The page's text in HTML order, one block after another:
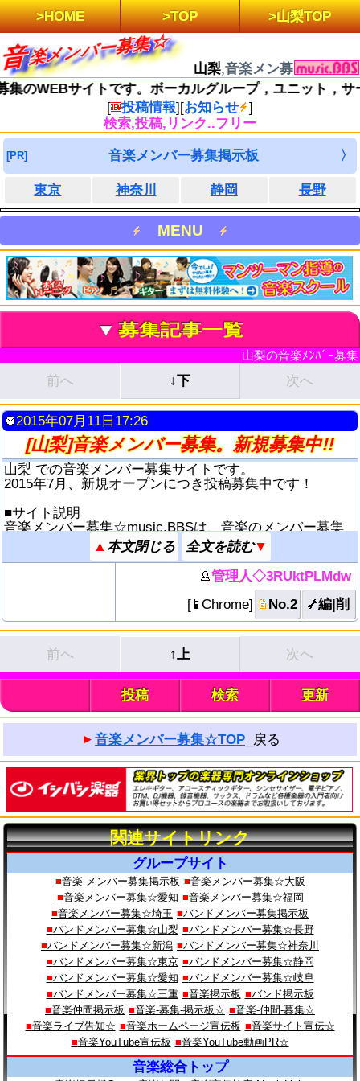
HOME TOP 山梨TOP
集
山梨,音楽メン募
のWEBサイトです。ボーカルグループ，ユニット，サ
[
投稿情報][お知らせ
]
検索,投稿,リンク..フリー
音楽メンバー募集掲示板
東京 神奈川 静岡 長野
MENU
募集記事一覧
山梨の音楽ﾒﾝﾊﾞｰ募集
前へ ↓下 次へ
2015年07月11日17:26
[山梨]音楽メンバー募集。新規募集中!!
山梨 での音楽メンバー募集サイトです。
2015年7月、新規オープンにつき投稿募集中です！
■サイト説明
音楽メンバー募集☆music.BBSは、音楽のメンバー募集
記事を広報する為のWEBサイト群です。
ﾎﾞｰｶﾙｸﾞﾙｰﾌﾟ,ﾃﾞｭｵ,ﾕﾆｯﾄ,音楽ｻｰｸﾙ..などのﾒﾝﾊﾞｰ募集記事
の作成と検索が自由に出来ます。
音楽ﾒﾝﾊﾞｰ募集の掲示板は、[TOP]音楽メンバー募集☆mu
sic.BBSをトップページとして47都道府県の数だけありま
■スマートフォン、携帯電話、パソコン対応。
※推奨ﾌﾞﾗｳｻﾞ：Chrome、Firefox、IE10以降、imode
※ﾓﾊﾞｲﾙ端末は描画速度が最も速い Chrome43以降推奨。
ケータイとPC＋ﾀﾌﾞﾚｯﾄ型端末では、表示と操作が異なり
ﾒｰﾙﾘﾝｸ、動画像ｱｯﾌﾟﾛｰﾄﾞ、YouTube動画ｻﾑﾈｲﾙ表示，URL
自動ﾘﾝｸ，全文検索，などの機能があります
※投稿の際は投稿ページ下部の説明をよく読んで下さい
■当サイト群は音楽掲示板群☆music.BBSが運用している
ｸﾞﾙｰﾌﾟｻｲﾄです。
ﾙｰﾙ/説明をお読みになり、健全に楽しくお使い下さい。
宜しくお願い申し上げます。
音楽メンバー募集トップ：
https://musicbbs.web.wox.cc/bbs2/
ホームページ：
https://musicbbs.web.wox.cc/
▲
▼
管理人◇3RUktPLMdw
[
Chrome] No.2 編|削
前へ ↑上 次へ
投稿 検索 更新
音楽メンバー募集☆TOP _戻る
関連サイトリンク
グループサイト
音楽 メンバー募集掲示板
音楽メンバー募集☆大阪
音楽メンバー募集☆愛知
音楽メンバー募集☆福岡
音楽メンバー募集☆埼玉
バンドメンバー募集掲示板
バンドメンバー募集☆山梨
バンドメンバー募集☆長野
バンドメンバー募集☆新潟
バンドメンバー募集☆神奈川
バンドメンバー募集☆東京
バンドメンバー募集☆静岡
バンドメンバー募集☆愛知
バンドメンバー募集☆岐阜
バンドメンバー募集☆三重
音楽掲示板
バンド掲示板
音楽仲間掲示板
音楽-募集-掲示板☆
音楽-仲間-募集☆
音楽ライブ告知☆
音楽ホームページ宣伝板
音楽サイト宣伝☆
音楽YouTube宣伝板
音楽YouTube動画PR☆
音楽総合トップ